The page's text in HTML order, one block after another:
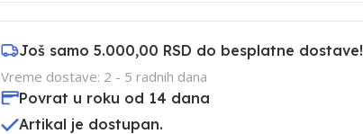
Još samo 5.000,00 RSD do besplatne dostave!
Vreme dostave: 2 - 5 radnih dana
Povrat u roku od 14 dana
Artikal je dostupan.